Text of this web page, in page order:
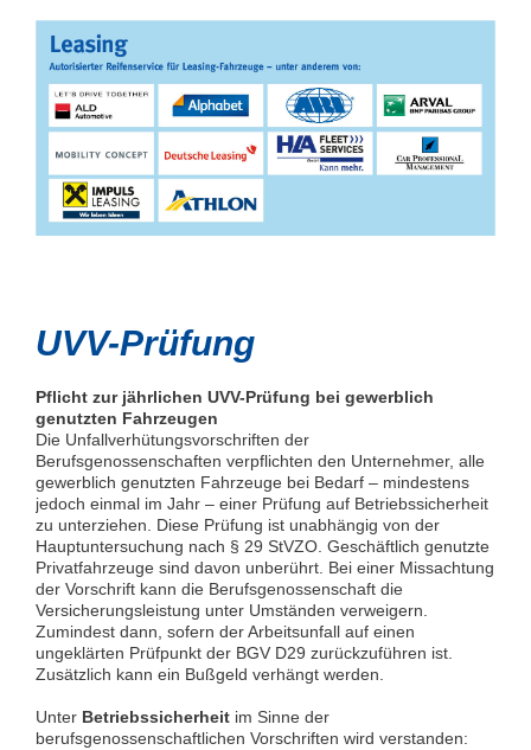
UVV-Prüfung
Pflicht zur jährlichen UVV-Prüfung bei gewerblich
genutzten Fahrzeugen
Die Unfallverhütungsvorschriften der
Berufsgenossenschaften verpflichten den Unternehmer, alle
gewerblich genutzten Fahrzeuge bei Bedarf – mindestens
jedoch einmal im Jahr – einer Prüfung auf Betriebssicherheit
zu unterziehen. Diese Prüfung ist unabhängig von der
Hauptuntersuchung nach § 29 StVZO. Geschäftlich genutzte
Privatfahrzeuge sind davon unberührt. Bei einer Missachtung
der Vorschrift kann die Berufsgenossenschaft die
Versicherungsleistung unter Umständen verweigern.
Zumindest dann, sofern der Arbeitsunfall auf einen
ungeklärten Prüfpunkt der BGV D29 zurückzuführen ist.
Zusätzlich kann ein Bußgeld verhängt werden.
Unter Betriebssicherheit im Sinne der
berufsgenossenschaftlichen Vorschriften wird verstanden: